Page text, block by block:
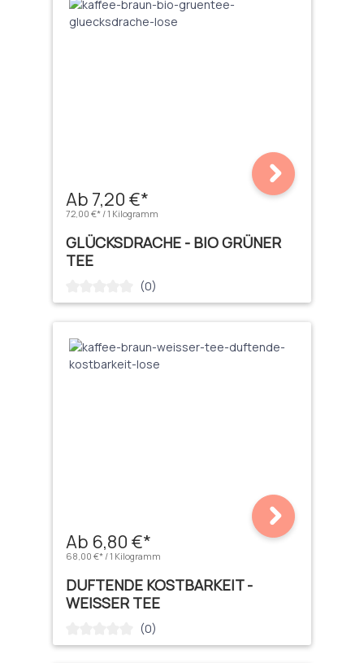
Ab 7,20 €*
72,00 €* / 1 Kilogramm
GLÜCKSDRACHE - BIO GRÜNER
TEE
Durchschnittliche Bewertung von 0 von 5 Sternen
(0)
Ab 6,80 €*
68,00 €* / 1 Kilogramm
DUFTENDE KOSTBARKEIT -
WEISSER TEE
Durchschnittliche Bewertung von 0 von 5 Sternen
(0)